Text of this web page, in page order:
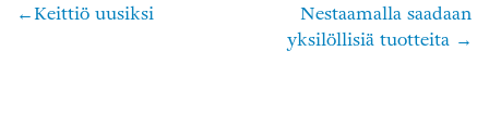
Artikkelien
Keittiö uusiksi
Nestaamalla saadaan
yksilöllisiä tuotteita